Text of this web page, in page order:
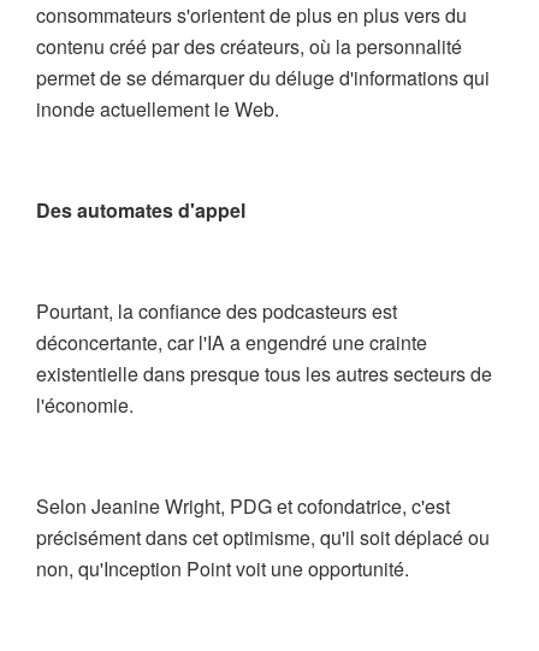
consommateurs s'orientent de plus en plus vers du
contenu créé par des créateurs, où la personnalité
permet de se démarquer du déluge d'informations qui
inonde actuellement le Web.
Des automates d'appel
Pourtant, la confiance des podcasteurs est
déconcertante, car l'IA a engendré une crainte
existentielle dans presque tous les autres secteurs de
l'économie.
Selon Jeanine Wright, PDG et cofondatrice, c'est
précisément dans cet optimisme, qu'il soit déplacé ou
non, qu'Inception Point voit une opportunité.